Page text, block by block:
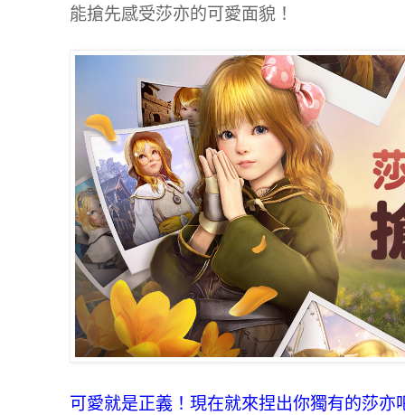
能搶先感受莎亦的可愛面貌！
可愛就是正義！現在就來捏出你獨有的莎亦